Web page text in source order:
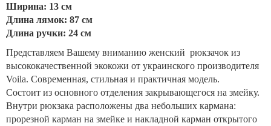
Ширина: 13 см
Длина лямок: 87 см
Длина ручки: 24 см
Представляем Вашему вниманию женский рюкзачок из
высококачественной экокожи от украинского производителя
Voila. Современная, стильная и практичная модель.
Состоит из основного отделения закрывающегося на змейку.
Внутри рюкзака расположены два небольших кармана:
прорезной карман на змейке и накладной карман открытого